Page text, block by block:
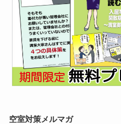
空室対策メルマガ